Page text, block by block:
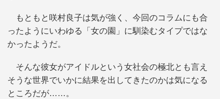
もともと咲村良子は気が強く、今回のコラムにも合
ったようにいわゆる「女の園」に馴染むタイプではな
かったようだ。
そんな彼女がアイドルという女社会の極北とも言え
そうな世界でいかに結果を出してきたのかは気になる
ところだが……。